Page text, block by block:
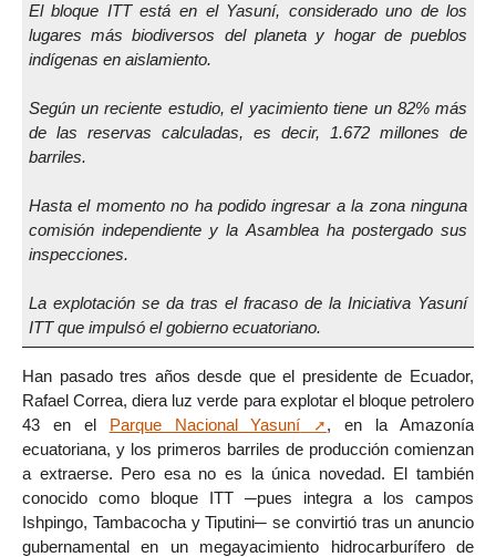
El bloque ITT está en el Yasuní, considerado uno de los
lugares más biodiversos del planeta y hogar de pueblos
indígenas en aislamiento.
Según un reciente estudio, el yacimiento tiene un 82% más
de las reservas calculadas, es decir, 1.672 millones de
barriles.
Hasta el momento no ha podido ingresar a la zona ninguna
comisión independiente y la Asamblea ha postergado sus
inspecciones.
La explotación se da tras el fracaso de la Iniciativa Yasuní
ITT que impulsó el gobierno ecuatoriano.
Han pasado tres años desde que el presidente de Ecuador,
Rafael Correa, diera luz verde para explotar el bloque petrolero
43 en el Parque Nacional Yasuní
, en la Amazonía
ecuatoriana, y los primeros barriles de producción comienzan
a extraerse. Pero esa no es la única novedad. El también
conocido como bloque ITT ─pues integra a los campos
Ishpingo, Tambacocha y Tiputini─ se convirtió tras un anuncio
gubernamental en un megayacimiento hidrocarburífero de